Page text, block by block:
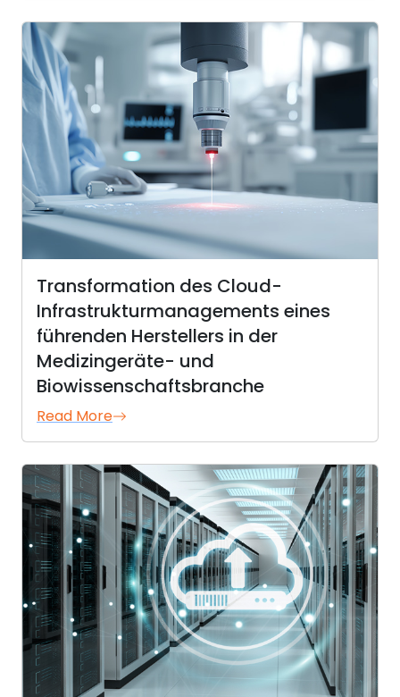
Transformation des Cloud-
Infrastrukturmanagements eines
führenden Herstellers in der
Medizingeräte- und
Biowissenschaftsbranche
Read More